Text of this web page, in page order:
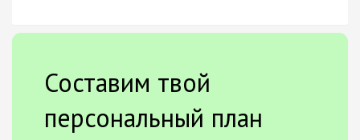
Составим твой
персональный план